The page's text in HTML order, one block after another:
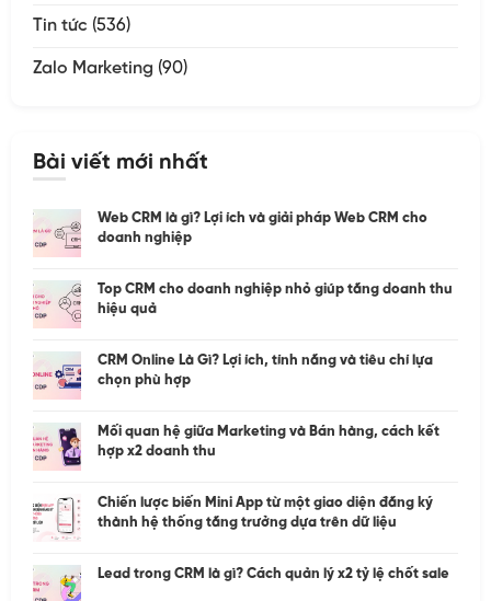
Tin tức (536)
Zalo Marketing (90)
Bài viết mới nhất
Web CRM là gì? Lợi ích và giải pháp Web CRM cho
doanh nghiệp
Top CRM cho doanh nghiệp nhỏ giúp tăng doanh thu
hiệu quả
CRM Online Là Gì? Lợi ích, tính năng và tiêu chí lựa
chọn phù hợp
Mối quan hệ giữa Marketing và Bán hàng, cách kết
hợp x2 doanh thu
Chiến lược biến Mini App từ một giao diện đăng ký
thành hệ thống tăng trưởng dựa trên dữ liệu
Lead trong CRM là gì? Cách quản lý x2 tỷ lệ chốt sale